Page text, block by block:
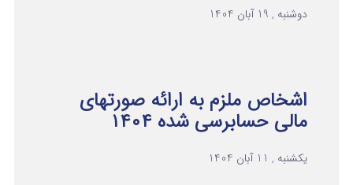
دوشنبه , 19 آبان 1404
اشخاص ملزم به ارائه صورتهای
مالی حسابرسی شده ۱۴۰۴
یکشنبه , 11 آبان 1404